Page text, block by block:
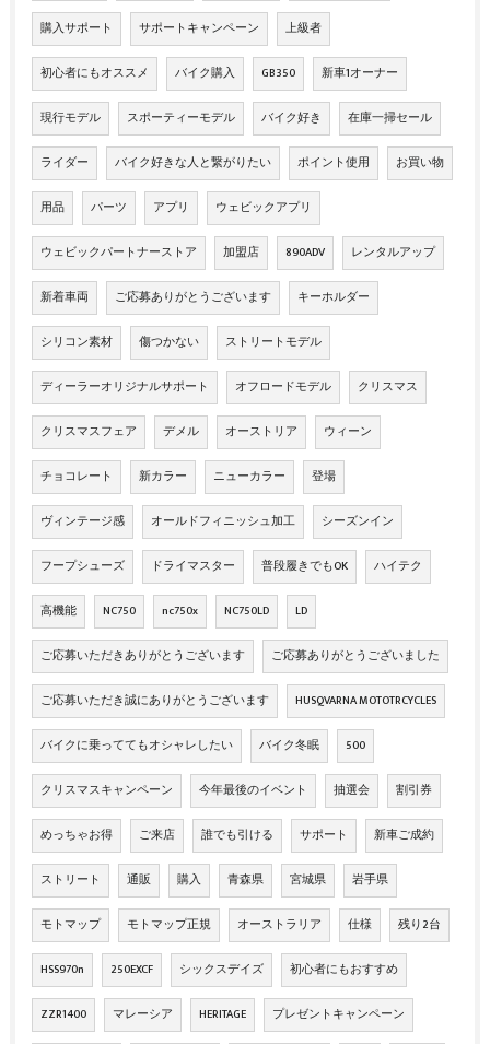
購入サポート サポートキャンペーン 上級者
初心者にもオススメ バイク購入 GB350 新車1オーナー
現行モデル スポーティーモデル バイク好き 在庫一掃セール
ライダー バイク好きな人と繋がりたい ポイント使用 お買い物
用品 パーツ アプリ ウェビックアプリ
ウェビックパートナーストア 加盟店 890ADV レンタルアップ
新着車両 ご応募ありがとうございます キーホルダー
シリコン素材 傷つかない ストリートモデル
ディーラーオリジナルサポート オフロードモデル クリスマス
クリスマスフェア デメル オーストリア ウィーン
チョコレート 新カラー ニューカラー 登場
ヴィンテージ感 オールドフィニッシュ加工 シーズンイン
フープシューズ ドライマスター 普段履きでもOK ハイテク
高機能 NC750 nc750x NC750LD LD
ご応募いただきありがとうございます ご応募ありがとうございました
ご応募いただき誠にありがとうございます HUSQVARNA MOTOTRCYCLES
バイクに乗っててもオシャレしたい バイク冬眠 500
クリスマスキャンペーン 今年最後のイベント 抽選会 割引券
めっちゃお得 ご来店 誰でも引ける サポート 新車ご成約
ストリート 通販 購入 青森県 宮城県 岩手県
モトマップ モトマップ正規 オーストラリア 仕様 残り2台
HSS970n 250EXCF シックスデイズ 初心者にもおすすめ
ZZR1400 マレーシア HERITAGE プレゼントキャンペーン